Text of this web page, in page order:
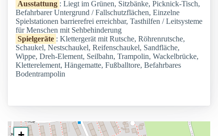
Ausstattung : Liegt im Grünen, Sitzbänke, Picknick-Tisch,
Befahrbarer Untergrund / Fallschutzflächen, Einzelne
Spielstationen barrierefrei erreichbar, Tasthilfen / Leitsysteme
für Menschen mit Sehbehinderung
Spielgeräte : Klettergerät mit Rutsche, Röhrenrutsche,
Schaukel, Nestschaukel, Reifenschaukel, Sandfläche,
Wippe, Dreh-Element, Seilbahn, Trampolin, Wackelbrücke,
Kletterelement, Hängematte, Fußballtore, Befahrbares
Bodentrampolin